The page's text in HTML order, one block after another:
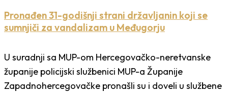
Pronađen 31-godišnji strani državljanin koji se
sumnjiči za vandalizam u Međugorju
U suradnji sa MUP-om Hercegovačko-neretvanske
županije policijski službenici MUP-a Županije
Zapadnohercegovačke pronašli su i doveli u službene